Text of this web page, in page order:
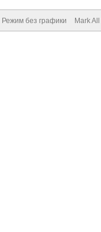
Режим без графики Mark